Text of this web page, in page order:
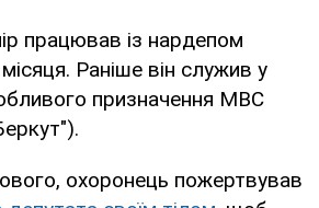
працював із нардепом
Раніше він служив у
призначення МВС
охоронець пожертвував